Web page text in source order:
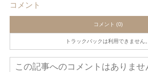
コメント
コメント (0)
トラックバックは利用できません。
この記事へのコメントはありませ